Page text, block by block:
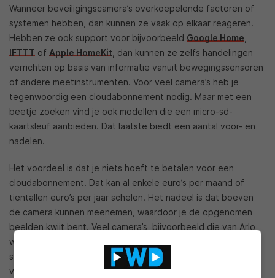
Wanneer beveiligingscamera’s overkoepelende factoren of
systemen hebben, dan kunnen ze vaak op elkaar reageren.
Hebben ze ook support voor bijvoorbeeld Google Home
IFTTT of Apple HomeKit , dan kunnen ze zelfs handelingen
verrichten op basis van informatie vanuit bewegingssensoren
of andere meetinstrumenten. Voor veel camera’s heb je
tegenwoordig een cloudabonnement nodig. Maar met een
beetje zoeken vind je ook modellen die een micro-sd-
kaartsleuf aanbieden. Dat laatste biedt een aantal voor- en
nadelen.
Het voordeel is dat je niets hoeft te betalen voor een
cloudabonnement. Dat kan al enkele euro’s per maand of
tientallen euro’s per jaar schelen. Het nadeel is dat boeven
de camera kunnen meenemen, waardoor je de opgenomen
beelden kwijt bent. Veel camera’s, bijvoorbeeld die van Arlo,
werken met een speciale hub waar je een sd-kaart in kunt
stoppen of harde schijf aan kunt koppelen. Wanneer je die
verstopt, kun je mogelijk toch je beelden veilig offline